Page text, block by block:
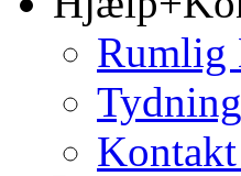
Rumlig
Kontakt